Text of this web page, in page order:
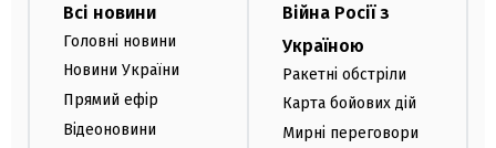
Всі новини
Головні новини
Новини України
Прямий ефір
Відеоновини
Війна Росії з
Україною
Ракетні обстріли
Карта бойових дій
Мирні переговори